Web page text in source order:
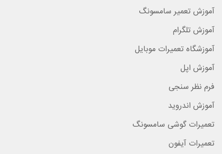
آموزش تعمیر سامسونگ
آموزش تلگرام
آموزشگاه تعمیرات موبایل
آموزش اپل
فرم نظر سنجی
آموزش اندروید
تعمیرات گوشی سامسونگ
تعمیرات آیفون